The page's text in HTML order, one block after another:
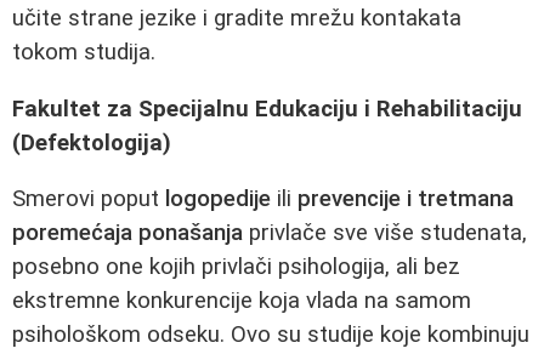
učite strane jezike i gradite mrežu kontakata
tokom studija.
Fakultet za Specijalnu Edukaciju i Rehabilitaciju
(Defektologija)
Smerovi poput logopedije ili prevencije i tretmana
poremećaja ponašanja privlače sve više studenata,
posebno one kojih privlači psihologija, ali bez
ekstremne konkurencije koja vlada na samom
psihološkom odseku. Ovo su studije koje kombinuju